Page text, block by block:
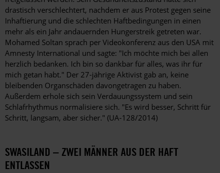
drastisch verschlechtert, nachdem er aus Protest gegen seine
Inhaftierung und die schlechten Haftbedingungen in einen
mehr als ein Jahr andauernden Hungerstreik getreten war.
Mohamed Soltan sprach per Videokonferenz aus den USA mit
Amnesty International und sagte: "Ich möchte mich bei allen
herzlich bedanken. Ich bin so dankbar für alles, was ihr für
mich getan habt." Der 27-jährige Aktivist gab an, keine
bleibenden Organschäden davongetragen zu haben.
Außerdem erhole sich sein Verdauungssystem und sein
Schlafrhythmus normalisiere sich. "Es wird besser, Schritt für
Schritt, langsam, aber sicher." (UA-128/2014)
SWASILAND – ZWEI MÄNNER AUS DER HAFT
ENTLASSEN